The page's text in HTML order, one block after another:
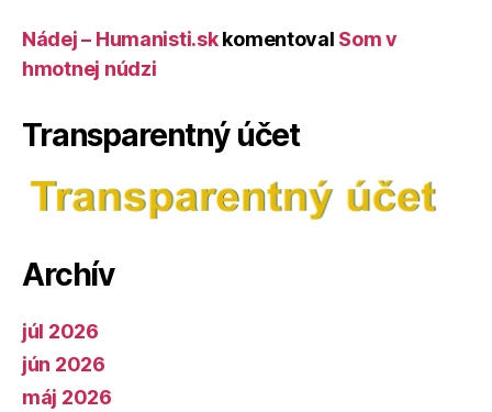
Nádej – Humanisti.skkomentoval Som v
hmotnej núdzi
Transparentný účet
Archív
júl 2026
jún 2026
máj 2026